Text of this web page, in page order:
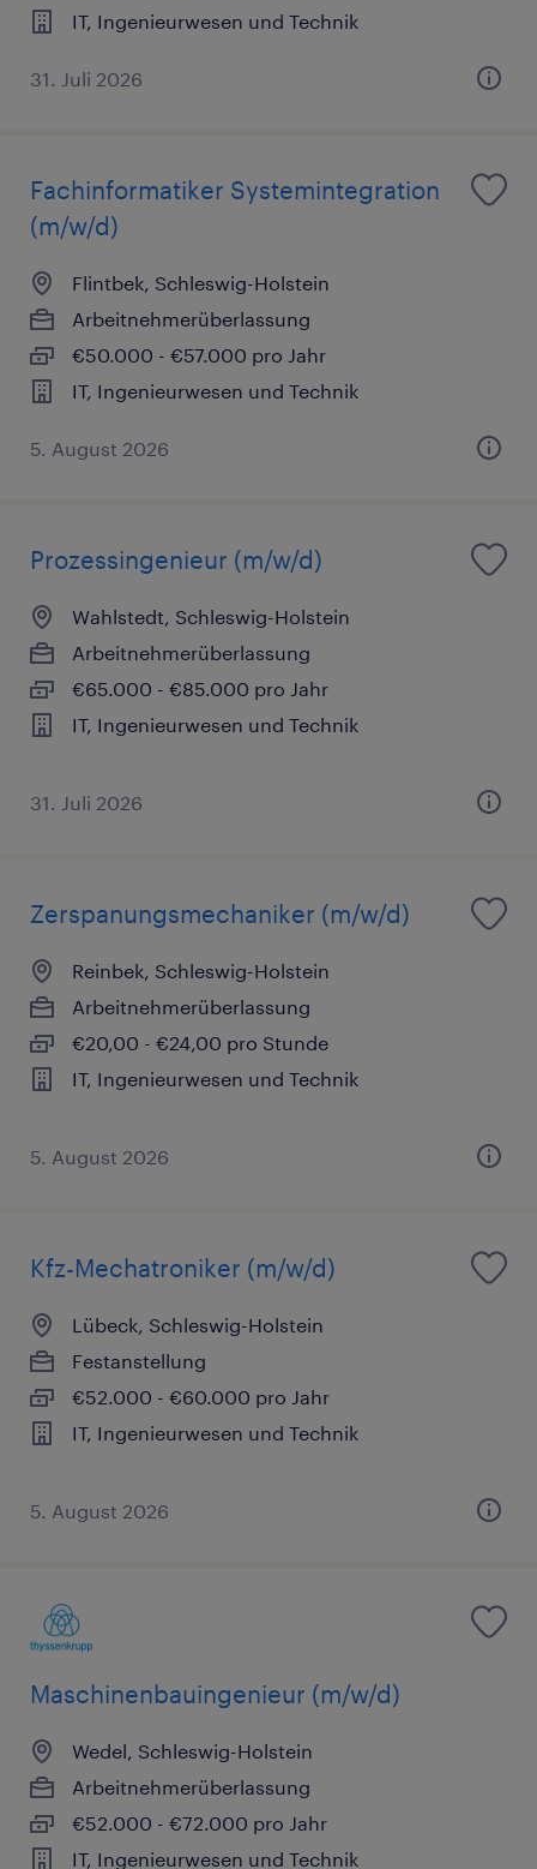
IT, Ingenieurwesen und Technik
31. Juli 2026
Fachinformatiker Systemintegration
(m/w/d)
Flintbek, Schleswig-Holstein
Arbeitnehmerüberlassung
€50.000 - €57.000 pro Jahr
IT, Ingenieurwesen und Technik
5. August 2026
Prozessingenieur (m/w/d)
Wahlstedt, Schleswig-Holstein
Arbeitnehmerüberlassung
€65.000 - €85.000 pro Jahr
IT, Ingenieurwesen und Technik
31. Juli 2026
Zerspanungsmechaniker (m/w/d)
Reinbek, Schleswig-Holstein
Arbeitnehmerüberlassung
€20,00 - €24,00 pro Stunde
IT, Ingenieurwesen und Technik
5. August 2026
Kfz-Mechatroniker (m/w/d)
Lübeck, Schleswig-Holstein
Festanstellung
€52.000 - €60.000 pro Jahr
IT, Ingenieurwesen und Technik
5. August 2026
Maschinenbauingenieur (m/w/d)
Wedel, Schleswig-Holstein
Arbeitnehmerüberlassung
€52.000 - €72.000 pro Jahr
IT, Ingenieurwesen und Technik